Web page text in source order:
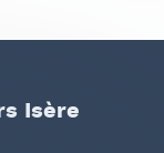
Isère